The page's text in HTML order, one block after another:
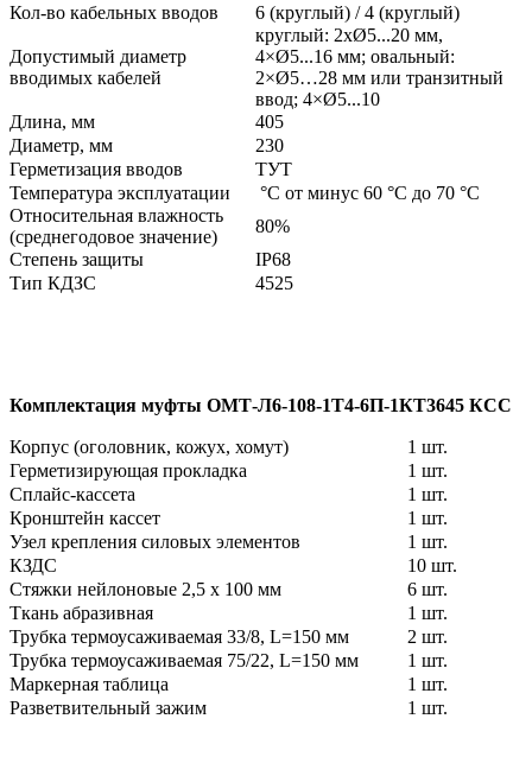
Кол-во кабельных вводов
6 (круглый) / 4 (круглый)
Допустимый диаметр
вводимых кабелей
круглый: 2хØ5...20 мм,
4×Ø5...16 мм; овальный:
2×Ø5…28 мм или транзитный
ввод; 4×Ø5...10
Длина, мм
405
Диаметр, мм
230
Герметизация вводов
ТУТ
Температура эксплуатации
°С от минус 60 °C до 70 °C
Относительная влажность
(среднегодовое значение)
80%
Степень защиты
IP68
Тип КДЗС
4525
Комплектация муфты ОМТ-Л6-108-1Т4-6П-1КТ3645 КСС
Корпус (оголовник, кожух, хомут)
1 шт.
Герметизирующая прокладка
1 шт.
Сплайс-кассета
1 шт.
Кронштейн кассет
1 шт.
Узел крепления силовых элементов
1 шт.
КЗДС
10 шт.
Стяжки нейлоновые 2,5 х 100 мм
6 шт.
Ткань абразивная
1 шт.
Трубка термоусаживаемая 33/8, L=150 мм
2 шт.
Трубка термоусаживаемая 75/22, L=150 мм
1 шт.
Маркерная таблица
1 шт.
Разветвительный зажим
1 шт.